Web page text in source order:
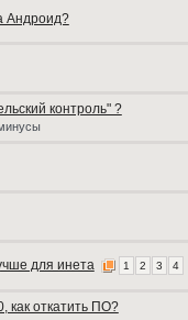
Андроид?
контроль" ?
для инета 1 2 3 4
как откатить ПО?